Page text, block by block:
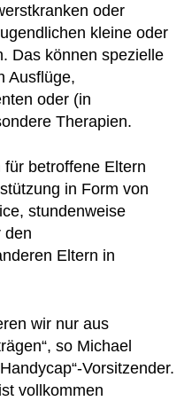
oder
kleine oder
Das können spezielle
Ausflüge,
oder (in
Therapien.
betroffene Eltern
in Form von
stundenweise
den
Eltern in
wir nur aus
so Michael
Vorsitzender.
vollkommen